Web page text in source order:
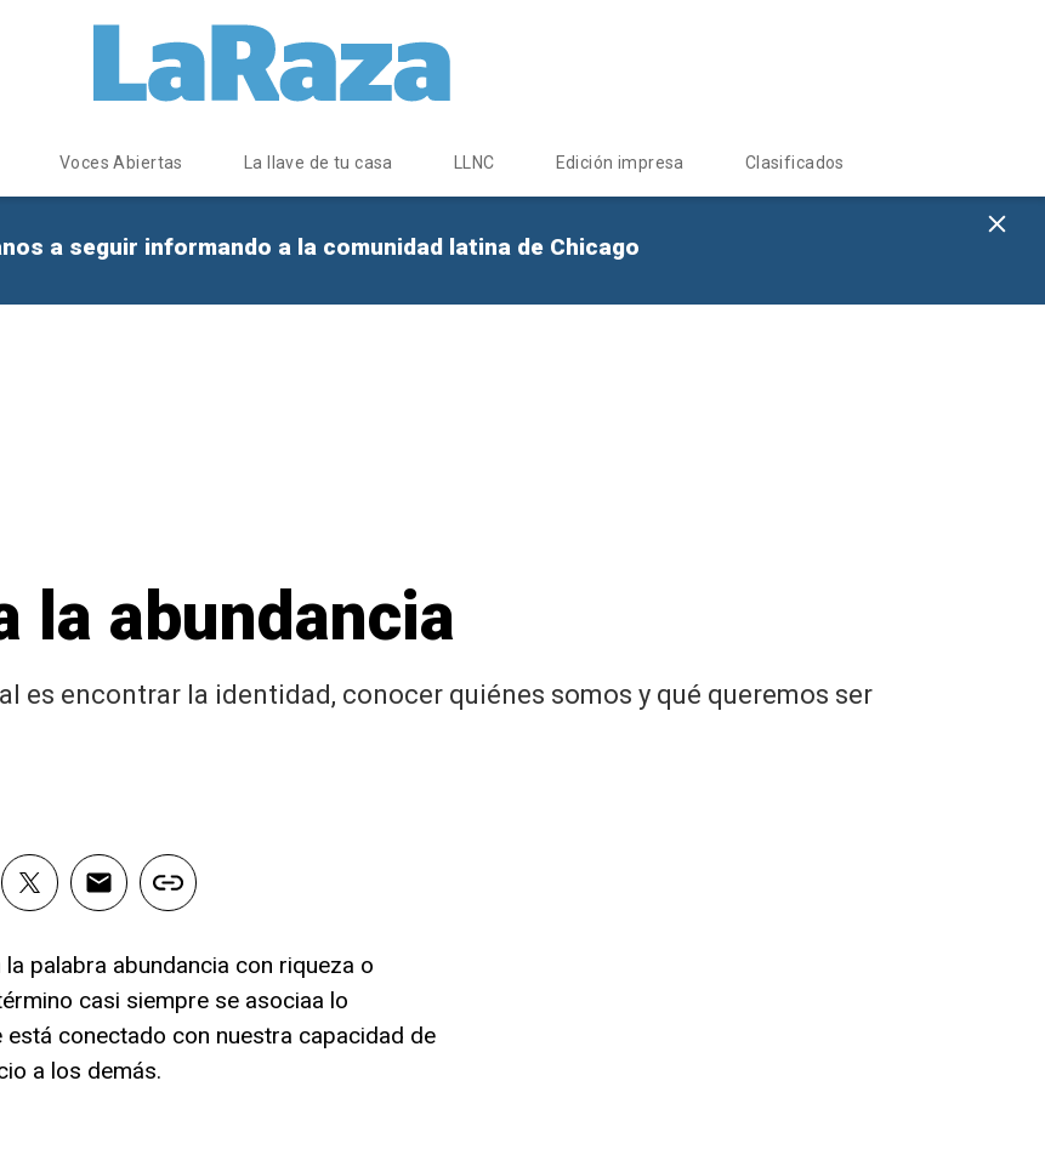
Voces Abiertas La llave de tu casa LLNC Edición impresa Clasificados
a seguir informando a la comunidad latina de Chicago
la abundancia
es encontrar la identidad, conocer quiénes somos y qué queremos ser
palabra abundancia con riqueza o
casi siempre se asociaa lo
está conectado con nuestra capacidad de
a los demás.